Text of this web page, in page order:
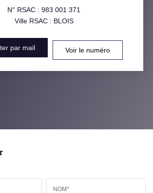
N° RSAC : 983 001 371
Ville RSAC : BLOIS
par mail Voir le numéro
NOM*